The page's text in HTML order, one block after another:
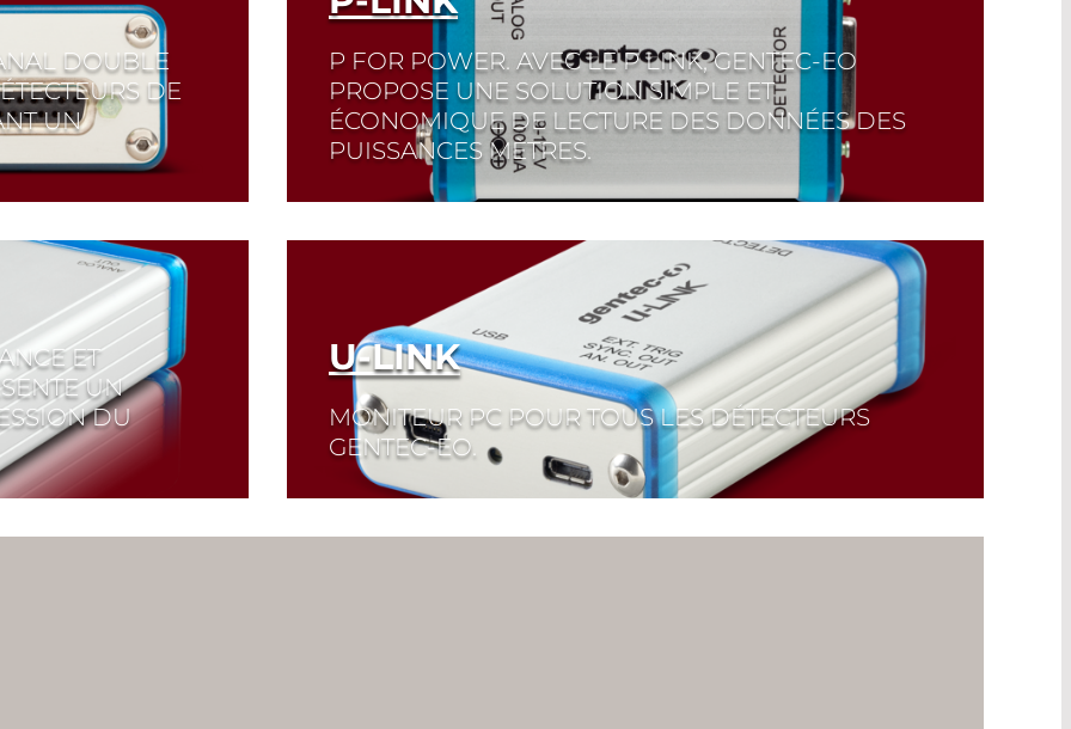
DOUBLE
DE
UN
P FOR POWER. AVEC LE P LINK, GENTEC-EO
PROPOSE UNE SOLUTION SIMPLE ET
ÉCONOMIQUE DE LECTURE DES DONNÉES DES
PUISSANCES MÈTRES.
Chez LASER COMPONENTS, vous ne recevez pas seulement des
veillons également à ce que votre appareil Gentec fournisse
toujours des résultats de mesure précis. Cliquez ici pour en
Read More
ET
UN
DU
U-LINK
MONITEUR PC POUR TOUS LES DÉTECTEURS
GENTEC-EO.
Read More